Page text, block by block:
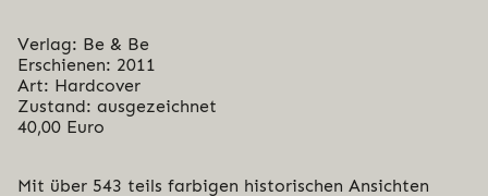
Verlag: Be & Be
Erschienen: 2011
Art: Hardcover
Zustand: ausgezeichnet
40,00 Euro
Mit über 543 teils farbigen historischen Ansichten